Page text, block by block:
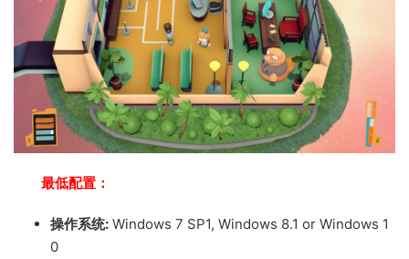
最低配置：
操作系统: Windows 7 SP1, Windows 8.1 or Windows 1
0